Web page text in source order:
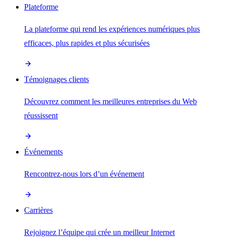
Plateforme
La plateforme qui rend les expériences numériques plus
efficaces, plus rapides et plus sécurisées
Témoignages clients
Découvrez comment les meilleures entreprises du Web
réussissent
Événements
Rencontrez-nous lors d’un événement
Carrières
Rejoignez l’équipe qui crée un meilleur Internet